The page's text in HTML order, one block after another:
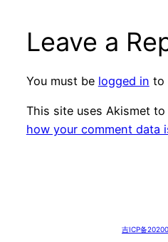
Leave a
You must be logged in to
This site uses Akismet to
how your comment data
吉ICP备